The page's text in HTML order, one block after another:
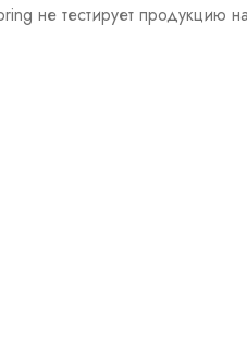
не тестирует продукцию